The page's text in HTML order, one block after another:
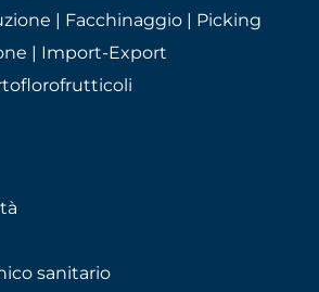
| Facchinaggio | Picking
| Import-Export
sanitario